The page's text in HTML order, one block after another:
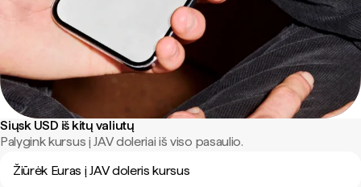
Siųsk USD iš kitų valiutų
Palygink kursus į JAV doleriai iš viso pasaulio.
Žiūrėk Euras į JAV doleris kursus